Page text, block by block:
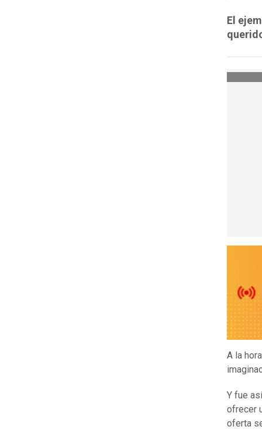
El
A la
Y fue
ofrecer
oferta